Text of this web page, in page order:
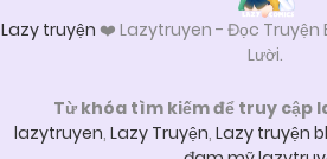
Lazy truyện ❤️ Lazytruyen - Đọc Truyện
Lười.
Từ khóa tìm kiếm để truy cập
lazytruyen, Lazy Truyện, Lazy truyện bl